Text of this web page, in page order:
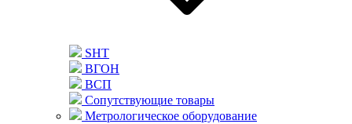
SHT
ВГОН
ВСП
Сопутствующие товары
Метрологическое оборудование